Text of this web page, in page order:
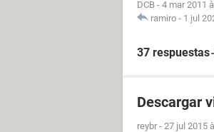
DCB - 4 mar 2011
ramiro - 1 jul
37 respuestas
Descargar
reybr - 27 jul 2015